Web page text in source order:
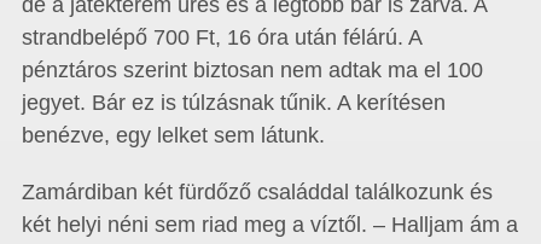
de a játékterem üres és a legtöbb bár is zárva. A
strandbelépő 700 Ft, 16 óra után félárú. A
pénztáros szerint biztosan nem adtak ma el 100
jegyet. Bár ez is túlzásnak tűnik. A kerítésen
benézve, egy lelket sem látunk.
Zamárdiban két fürdőző családdal találkozunk és
két helyi néni sem riad meg a víztől. – Halljam ám a